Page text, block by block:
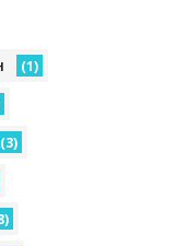
(1)
(3)